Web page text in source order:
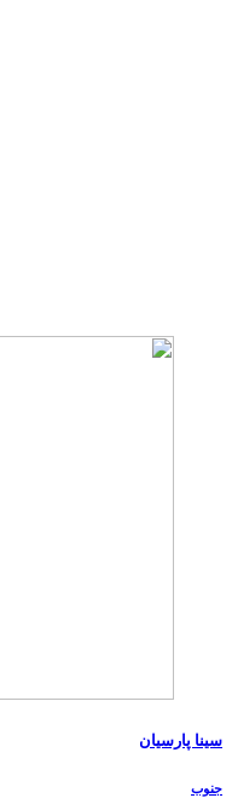
سینا پارسیان
جنوب